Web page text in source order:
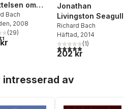
om
Seagull
Bach
, 2008
5 stjärnor. Totalt antal röster:
(29)
Jonathan
Livingston Seagull
Richard Bach
Häftad, 2014
5,0utav 5 stjärnor.
(1)
202 kr
intresserad av